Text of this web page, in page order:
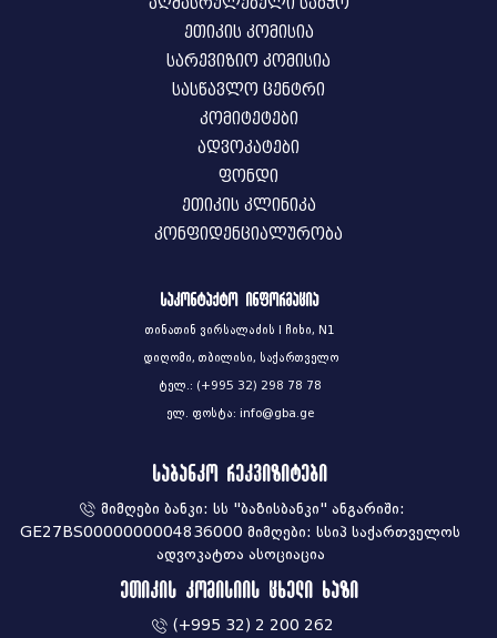
აღმასრულებელი საბჭო
ეთიკის კომისია
სარევიზიო კომისია
სასწავლო ცენტრი
კომიტეტები
ადვოკატები
ფონდი
ეთიკის კლინიკა
კონფიდენციალურობა
საკონტაქტო ინფორმაცია
თინათინ ვირსალაძის I ჩიხი, N1
დიღომი, თბილისი, საქართველო
ტელ.: (+995 32) 298 78 78
ელ. ფოსტა: info@gba.ge
საბანკო რეკვიზიტები
მიმღები ბანკი: სს "ბაზისბანკი" ანგარიში:
GE27BS0000000004836000 მიმღები: სსიპ საქართველოს
ადვოკატთა ასოციაცია
ეთიკის კომისიის ცხელი ხაზი
(+995 32) 2 200 262